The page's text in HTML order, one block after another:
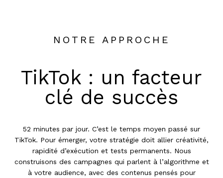
NOTRE APPROCHE
TikTok : un facteur
clé de succès
52 minutes par jour. C’est le temps moyen passé sur
TikTok. Pour émerger, votre stratégie doit allier créativité,
rapidité d’exécution et tests permanents. Nous
construisons des campagnes qui parlent à l’algorithme et
à votre audience, avec des contenus pensés pour